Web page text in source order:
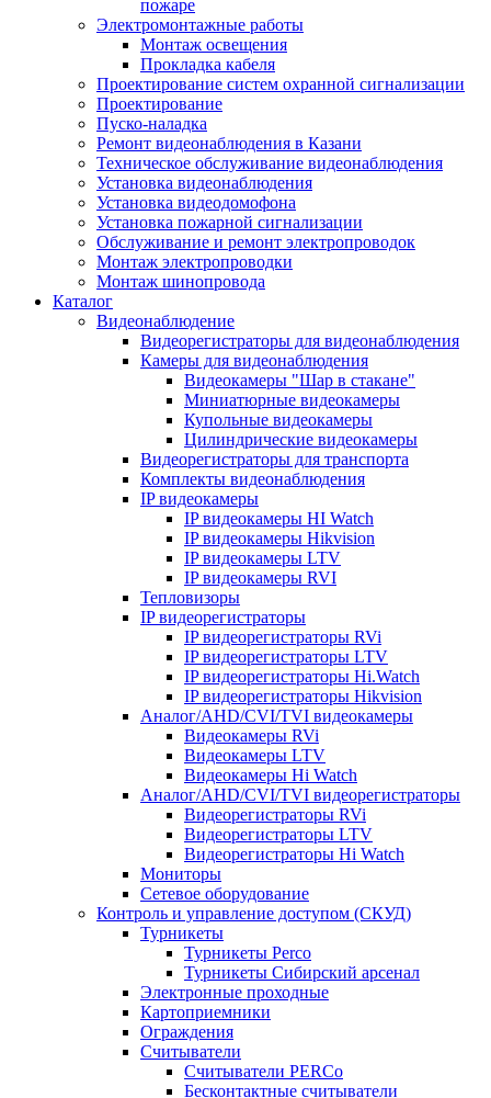
пожаре
Электромонтажные работы
Монтаж освещения
Прокладка кабеля
Проектирование систем охранной сигнализации
Проектирование
Пуско-наладка
Ремонт видеонаблюдения в Казани
Техническое обслуживание видеонаблюдения
Установка видеонаблюдения
Установка видеодомофона
Установка пожарной сигнализации
Обслуживание и ремонт электропроводок
Монтаж электропроводки
Монтаж шинопровода
Каталог
Видеонаблюдение
Видеорегистраторы для видеонаблюдения
Камеры для видеонаблюдения
Видеокамеры "Шар в стакане"
Миниатюрные видеокамеры
Купольные видеокамеры
Цилиндрические видеокамеры
Видеорегистраторы для транспорта
Комплекты видеонаблюдения
IP видеокамеры
IP видеокамеры HI Watch
IP видеокамеры Hikvision
IP видеокамеры LTV
IP видеокамеры RVI
Тепловизоры
IP видеорегистраторы
IP видеорегистраторы RVi
IP видеорегистраторы LTV
IP видеорегистраторы Hi.Watch
IP видеорегистраторы Hikvision
Аналог/AHD/CVI/TVI видеокамеры
Видеокамеры RVi
Видеокамеры LTV
Видеокамеры Hi Watch
Аналог/AHD/CVI/TVI видеорегистраторы
Видеорегистраторы RVi
Видеорегистраторы LTV
Видеорегистраторы Hi Watch
Мониторы
Сетевое оборудование
Контроль и управление доступом (СКУД)
Турникеты
Турникеты Perco
Турникеты Сибирский арсенал
Электронные проходные
Картоприемники
Ограждения
Считыватели
Считыватели PERCo
Бесконтактные считыватели